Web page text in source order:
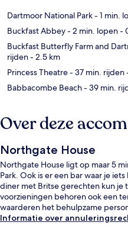
Dartmoor National Park- 1 min.
Buckfast Abbey- 2 min. lopen-
Buckfast Butterfly Farm and
rijden- 2.5 km
Princess Theatre- 37 min. rijden
Babbacombe Beach- 39 min.
Over deze
Northgate House
Northgate House ligt op maar 5
Park. Ook is er een bar waar je
diner met Britse gerechten kun
voorzieningen behoren ook een
waarderen het behulpzame
Informatie over